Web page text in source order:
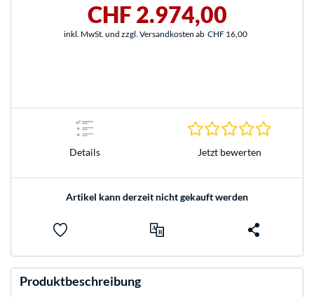
CHF 2.974,00
inkl. MwSt. und zzgl. Versandkosten ab CHF 16,00
Details Jetzt bewerten
Artikel kann derzeit nicht gekauft werden
Produktbeschreibung